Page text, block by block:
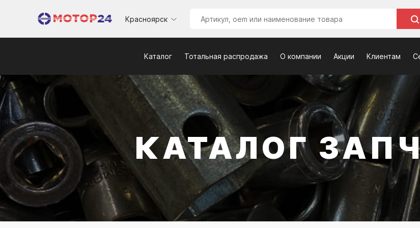
Красноярск
Каталог Тотальная распродажа О компании Акции Клиентам
КАТАЛОГ